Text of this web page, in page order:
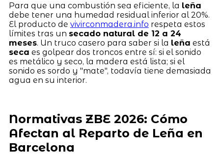
Para que una combustión sea eficiente, la leña
debe tener una humedad residual inferior al 20%.
El producto de vivirconmadera.info respeta estos
límites tras un secado natural de 12 a 24
meses. Un truco casero para saber si la leña está
seca es golpear dos troncos entre sí: si el sonido
es metálico y seco, la madera está lista; si el
sonido es sordo y "mate", todavía tiene demasiada
agua en su interior.
Normativas ZBE 2026: Cómo
Afectan al Reparto de Leña en
Barcelona